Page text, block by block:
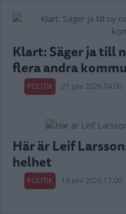
Klart: Säger ja till
flera andra
POLITIK 21 juni 2026 04.00
Här är Leif
helhet
POLITIK 18 juni 2026 17.00